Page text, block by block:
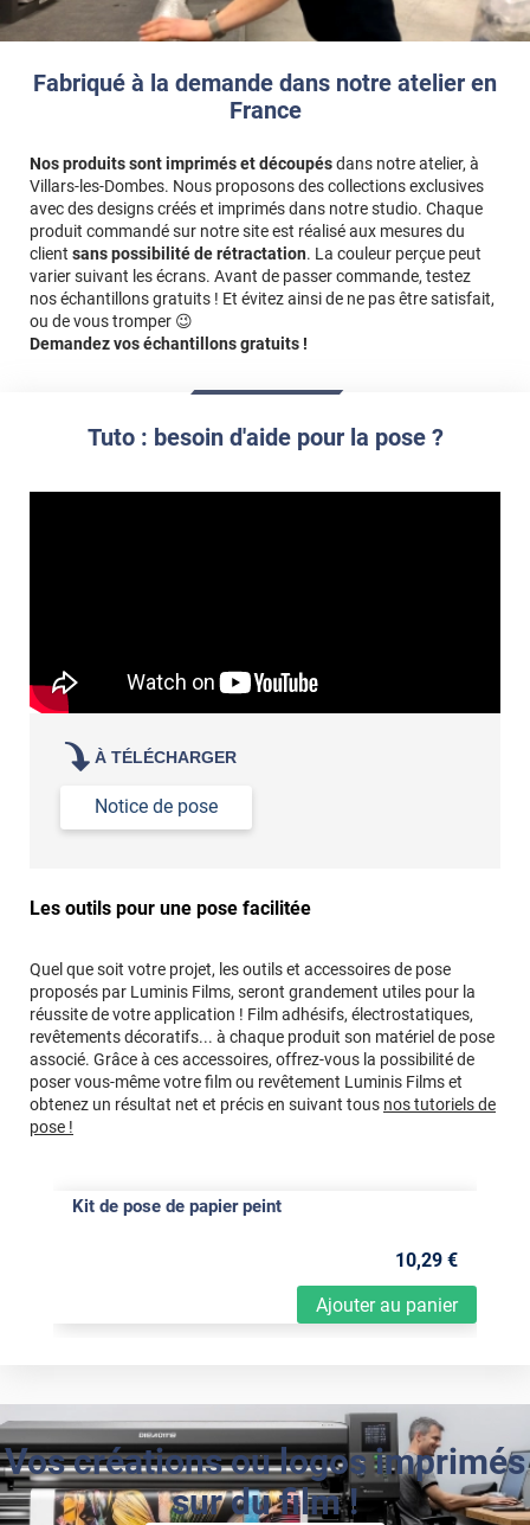
Fabriqué à la demande dans notre atelier en
France
Nos produits sont imprimés et découpésdans notre atelier, à
Villars-les-Dombes. Nous proposons des collections exclusives
avec des designs créés et imprimés dans notre studio. Chaque
produit commandé sur notre site est réalisé aux mesures du
client sans possibilité de rétractation. La couleur perçue peut
varier suivant les écrans. Avant de passer commande, testez
nos échantillons gratuits ! Et évitez ainsi de ne pas être satisfait,
ou de vous tromper 😉
Demandez vos échantillons gratuits !
Tuto : besoin d'aide pour la pose ?
À TÉLÉCHARGER
Notice de pose
Les outils pour une pose facilitée
Quel que soit votre projet, les outils et accessoires de pose
proposés par Luminis Films, seront grandement utiles pour la
réussite de votre application ! Film adhésifs, électrostatiques,
revêtements décoratifs... à chaque produit son matériel de pose
associé. Grâce à ces accessoires, offrez-vous la possibilité de
poser vous-même votre film ou revêtement Luminis Films et
obtenez un résultat net et précis en suivant tous nos tutoriels de
pose !
Kit de pose de papier peint
Ajouter au panier
10,29 €
Vos créations ou logos imprimés
sur du film !